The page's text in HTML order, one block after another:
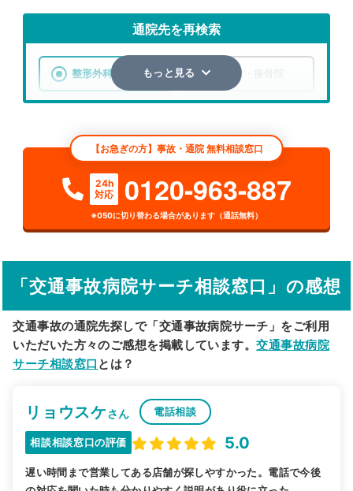
通院先を再検索
整形外科 整骨院・接骨院
検索する
詳細条件で絞り込む
その他の検索方法
駅から探す 院名から探す
もっと見る
【お急ぎの方】事故・通院 無料相談窓口
24h
対応
0120-963-887
※050に切り替わる場合があります（通話無料）
「交通事故病院サーチ相談窓口」の感想
交通事故の通院先探しで「交通事故病院サーチ」をご利用
いただいた方々のご感想を掲載しています。交通事故病院
サーチ相談窓口 とは？
リョウスケさん 電話相談
相談相談窓口の評価 5.0
遅い時間まで営業してある店舗が探しやすかった。電話で今後